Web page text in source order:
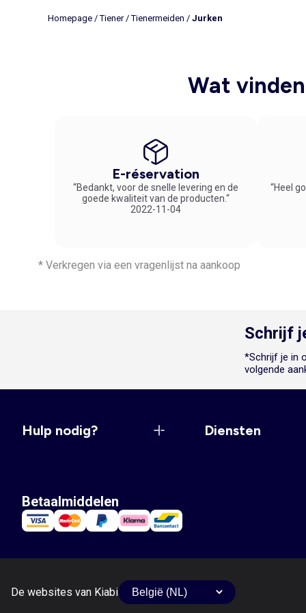
Homepage /Tiener/Tienermeiden / Jurken
Wat
E-réservation
“Bedankt, voor de snelle levering en de
goede kwaliteit van de producten.“
2022-11-04
“Heel
* Verkregen via een vragenlijst na aankoop
Schrijf
*Schrijf je in
volgende
Hulp nodig? Diensten
Betaalmiddelen
De websites van Kiabi